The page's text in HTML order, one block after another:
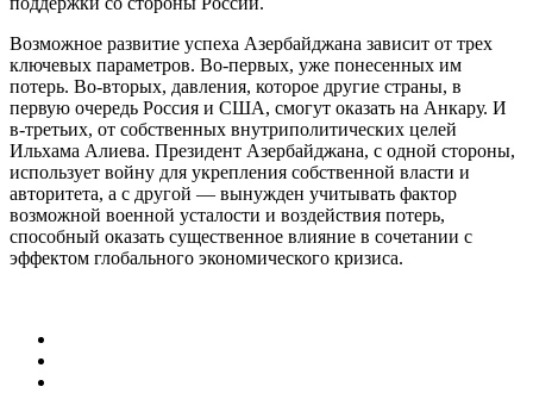
Возможное развитие успеха Азербайджана зависит от трех
ключевых параметров. Во-первых, уже понесенных им
потерь. Во-вторых, давления, которое другие страны, в
первую очередь Россия и США, смогут оказать на Анкару. И
в-третьих, от собственных внутриполитических целей
Ильхама Алиева. Президент Азербайджана, с одной стороны,
использует войну для укрепления собственной власти и
авторитета, а с другой — вынужден учитывать фактор
возможной военной усталости и воздействия потерь,
способный оказать существенное влияние в сочетании с
эффектом глобального экономического кризиса.